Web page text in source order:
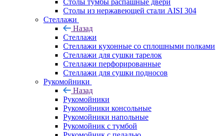
Столы тумбы распашные двери
Столы из нержавеющей стали AISI 304
Стеллажи
Назад
Стеллажи
Стеллажи кухонные со сплошными полками
Стеллажи для сушки тарелок
Стеллажи перфорированные
Стеллажи для сушки подносов
Рукомойники
Назад
Рукомойники
Рукомойники консольные
Рукомойники напольные
Рукомойник с тумбой